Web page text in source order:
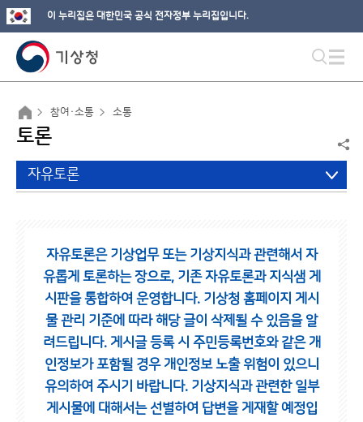
이 누리집은 대한민국 공식 전자정부 누리집입니다.
참여·소통 소통
토론
자유토론
자유토론은 기상업무 또는 기상지식과 관련해서 자
유롭게 토론하는 장으로, 기존 자유토론과 지식샘 게
시판을 통합하여 운영합니다. 기상청 홈페이지 게시
물 관리 기준에 따라 해당 글이 삭제될 수 있음을 알
려드립니다. 게시글 등록 시 주민등록번호와 같은 개
인정보가 포함될 경우 개인정보 노출 위험이 있으니
유의하여 주시기 바랍니다. 기상지식과 관련한 일부
게시물에 대해서는 선별하여 답변을 게재할 예정입